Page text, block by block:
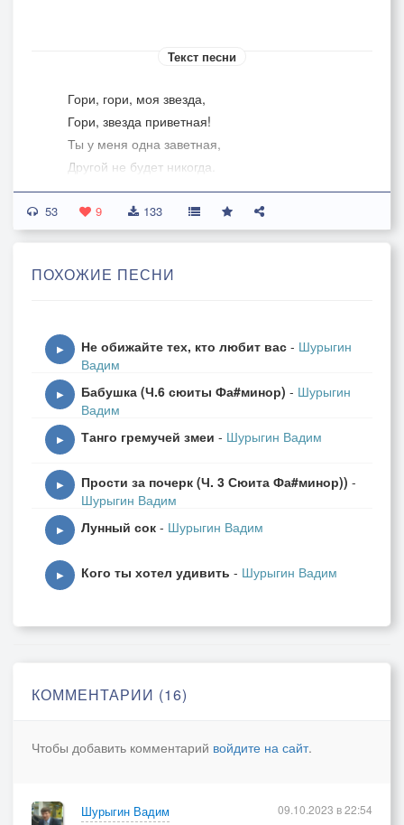
Текст песни
Гори, гори, моя звезда,
Гори, звезда приветная!
Ты у меня одна заветная,
Другой не будет никогда.
Сойдет ли ночь на землю ясная,
Звезд много блещет в небесах,
Горишь в отрадных мне лучах.
Звезда любви волшебных дней,
Ты будешь вечно незакатная
В душе тоскующей моей!
Твоих лучей небесной силою
Умру ли я - ты над могилою
Гори, гори, моя звезда!
53 9 133
ПОХОЖИЕ ПЕСНИ
▶ Не обижайте тех, кто любит вас - Шурыгин
Вадим
▶ Бабушка (Ч.6 сюиты Фа#минор) - Шурыгин
Вадим
▶ Танго гремучей змеи - Шурыгин Вадим
▶ Прости за почерк (Ч. 3 Сюита Фа#минор)) -
Шурыгин Вадим
▶ Лунный сок - Шурыгин Вадим
▶ Кого ты хотел удивить - Шурыгин Вадим
КОММЕНТАРИИ (16)
Чтобы добавить комментарий войдите на сайт.
Шурыгин Вадим
09.10.2023 в 22:54